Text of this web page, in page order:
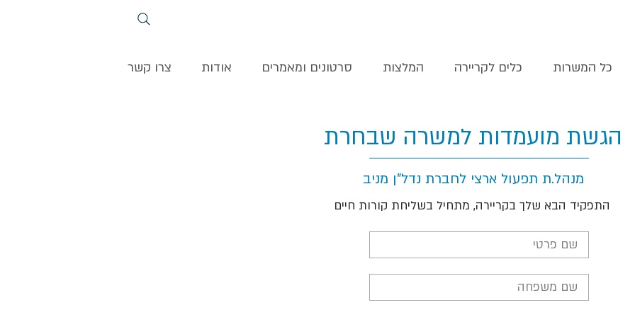
כל המשרות כלים לקריירה המלצות סרטונים ומאמרים אודות צרו קשר
הגשת מועמדות למשרה שבחרת
מנהל.ת תפעול ארצי לחברת נדל"ן מניב
התפקיד הבא שלך בקריירה, מתחיל בשליחת קורות חיים